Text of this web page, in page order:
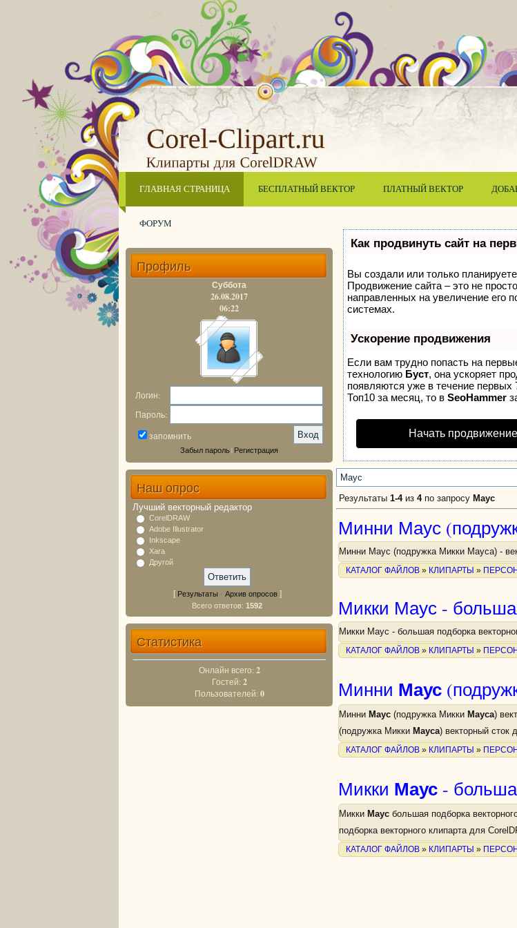
ГЛАВНАЯ СТРАНИЦА БЕСПЛАТНЫЙ ВЕКТОР ПЛАТНЫЙ ВЕКТОР
ФОРУМ
Как продвинуть сайт на
Вы создали или только
Продвижение сайта – это не
направленных на увеличение его
системах.
Ускорение продвижения
Если вам трудно попасть на
технологию Буст, она ускоряет
появляются уже в течение первых
Топ10 за месяц, то в SeoHammer
Начать
Результаты 1-4из 4по запросу Маус
Минни Маус
Минни Маус (подружка Микки Мауса) -
КАТАЛОГ ФАЙЛОВ » КЛИПАРТЫ »
Микки Маус -
Микки Маус - большая подборка
КАТАЛОГ ФАЙЛОВ » КЛИПАРТЫ »
Минни Маус
Минни Маус (подружка Микки Мауса)
(подружка Микки Мауса) векторный сток
КАТАЛОГ ФАЙЛОВ » КЛИПАРТЫ »
Микки Маус -
Микки Маус большая подборка
подборка векторного клипарта для
КАТАЛОГ ФАЙЛОВ » КЛИПАРТЫ »
Профиль
Суббота
26.08.2017
06:22
Логин:
Пароль:
запомнить
Забыл пароль| Регистрация
Наш опрос
Лучший векторный редактор
CorelDRAW
Adobe Illustrator
Inkscape
Xara
Другой
[ Результаты · Архив опросов]
Всего ответов: 1592
Статистика
Онлайн всего: 2
Гостей: 2
Пользователей: 0